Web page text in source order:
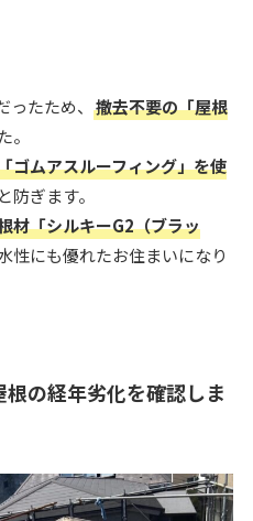
たため、 撤去不要の「屋根
。
ゴムアスルーフィング」を使
ぎます。
材「シルキーG2（ブラッ
性にも優れたお住まいになり
根の経年劣化を確認しま